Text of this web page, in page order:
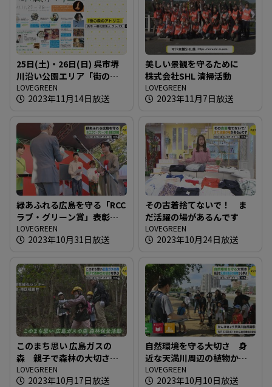
25日(土)・26日(日) 呉市堺
川沿い公園エリア「街の森
のアトリエ」イベント！
LOVEGREEN
2023年11月14日放送
美しい景観を守るために
株式会社SHL 清掃活動
LOVEGREEN
2023年11月7日放送
緑あふれる広島を守る「RCC
ラブ・グリーン賞」表彰式
開催
LOVEGREEN
2023年10月31日放送
その古着捨てないで！ ま
だ活躍の場があるんです
LOVEGREEN
2023年10月24日放送
このまち思い 広島ガスの
森 親子で森林の大切さを
学ぶ
LOVEGREEN
2023年10月17日放送
自然環境を守る大切さ 身
近な天満川周辺の植物から
学ぶ
LOVEGREEN
2023年10月10日放送